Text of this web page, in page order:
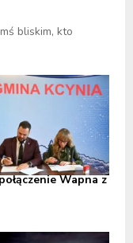
bliskim, kto
Wapna z